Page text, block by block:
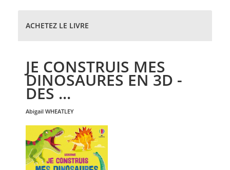
ACHETEZ LE LIVRE
JE CONSTRUIS MES
DINOSAURES EN 3D -
DES ...
abigail WHEATLEY